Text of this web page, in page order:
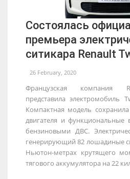
Состоялась
премьера
ситикара Renault
26 February, 2020
Французская компания
представила электромобиль
Компактная модель
двигателя и функциональные
бензиновыми ДВС.
генерирующий 82 лошадиные
Ньютон-метрах крутящего
тягового аккумулятора на 22